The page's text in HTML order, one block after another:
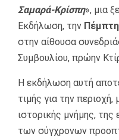
Σαμαρά-Κρίσπη», μια
Εκδήλωση, την
στην αίθουσα
Συμβουλίου, πρώην
Η εκδήλωση αυτή
τιμής για την
ιστορικής μνήμης, της
των σύγχρονων